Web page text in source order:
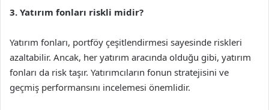
3. Yatırım fonları riskli midir?
Yatırım fonları, portföy çeşitlendirmesi sayesinde riskleri
azaltabilir. Ancak, her yatırım aracında olduğu gibi, yatırım
fonları da risk taşır. Yatırımcıların fonun stratejisini ve
geçmiş performansını incelemesi önemlidir.